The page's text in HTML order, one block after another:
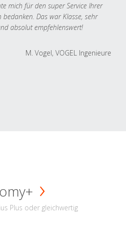
mich für den super Service Ihrer
bedanken. Das war Klasse, sehr
absolut empfehlenswert!
M. Vogel, VOGEL Ingenieure
Plus oder gleichwertig